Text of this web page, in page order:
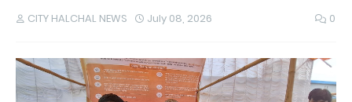
CITY HALCHAL NEWS July 08, 2026 0